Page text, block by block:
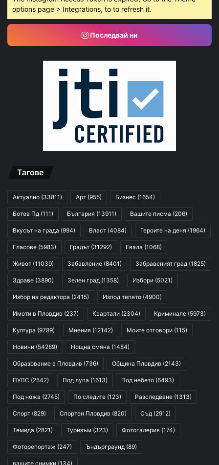
options page > Integrations, to to refresh it.
Последвай ни
Тагове
Актуално (33811) Арт (955) Бизнес (1654)
Ботев Пд (111) България (13911) Вашите писма (206)
Вкусът на града (994) Власт (4084) Героите на деня (1964)
Гласове (5983) Градът (31292) Евала (1068)
Живот (11039) Забавление (8401) Забравеният град (1825)
Здраве (3890) Зелен град (1358) Избори (5021)
Избор на редактора (2415) Изпод тепето (4900)
Имоти в Пловдив (237) Квартали (2304) Криминале (5973)
Култура (9789) Мнения (12142) Моите отговори (115)
Новини (54289) Нощна смяна (1484)
Образование в Пловдив (736) Община Пловдив (2143)
ПУЛС (2542) Под лупа (1613) Под небето (6493)
Под ножа (2745) По следите (123) Разследване (1313)
Спорт (829) Спортен Пловдив (820) Съд (2912)
Темида (2821) Туризъм (323) Фотогалерия (174)
Фоторепортаж (247) Ъндърграунд (89)
вашите снимки (134)